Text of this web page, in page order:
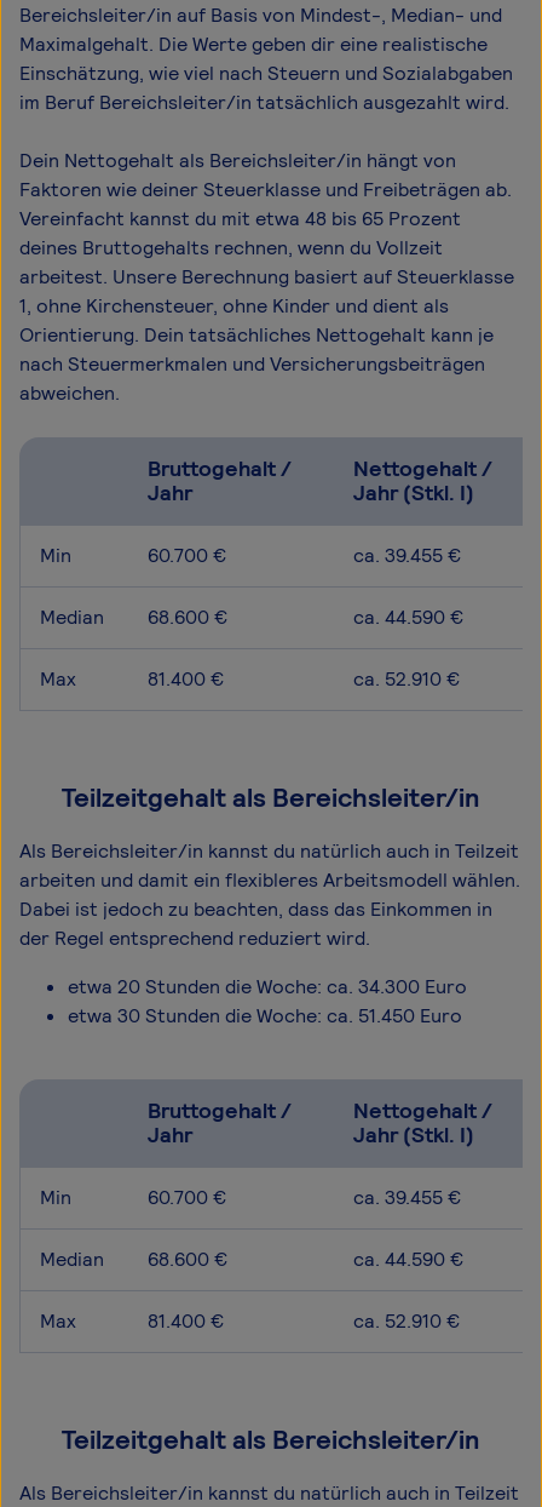
Bereichsleiter/in auf Basis von Mindest-, Median- und
Maximal­gehalt. Die Werte geben dir eine realistische
Einschätzung, wie viel nach Steuern und Sozialabgaben
im Beruf Bereichsleiter/in tatsächlich ausgezahlt wird.
Dein Nettogehalt als Bereichsleiter/in hängt von
Faktoren wie deiner Steuerklasse und Freibeträgen ab.
Vereinfacht kannst du mit etwa 48 bis 65 Prozent
deines Bruttogehalts rechnen, wenn du Vollzeit
arbeitest. Unsere Berechnung basiert auf Steuerklasse
1, ohne Kirchensteuer, ohne Kinder und dient als
Orientierung. Dein tatsächliches Nettogehalt kann je
nach Steuermerkmalen und Versicherungsbeiträgen
abweichen.
Bruttogehalt /
Jahr
Nettogehalt /
Jahr (Stkl. I)
Min 60.700 € ca. 39.455 €
Median 68.600 € ca. 44.590 €
Max 81.400 € ca. 52.910 €
Teilzeitgehalt als Bereichsleiter/in
Als Bereichsleiter/in kannst du natürlich auch in Teilzeit
arbeiten und damit ein flexibleres Arbeitsmodell wählen.
Dabei ist jedoch zu beachten, dass das Einkommen in
der Regel entsprechend reduziert wird.
etwa 20 Stunden die Woche: ca. 34.300 Euro
etwa 30 Stunden die Woche: ca. 51.450 Euro
Bruttogehalt /
Jahr
Nettogehalt /
Jahr (Stkl. I)
Min 60.700 € ca. 39.455 €
Median 68.600 € ca. 44.590 €
Max 81.400 € ca. 52.910 €
Teilzeitgehalt als Bereichsleiter/in
Als Bereichsleiter/in kannst du natürlich auch in Teilzeit